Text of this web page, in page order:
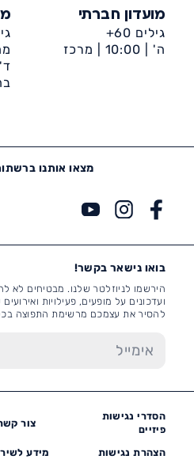
מועדון חברתי
גילים 60+
ה' | 10:00 |
מרכז
מצאו אותנו
בואו נישאר בקשר!
הירשמו לניוזלטר שלנו. מבטיחים לא
ועדכונים על מופעים, פעילויות
להסיר את עצמכם מרשימת התפוצה
הסדרי נגישות
פיזיים
צור
הצהרת נגישות מידע